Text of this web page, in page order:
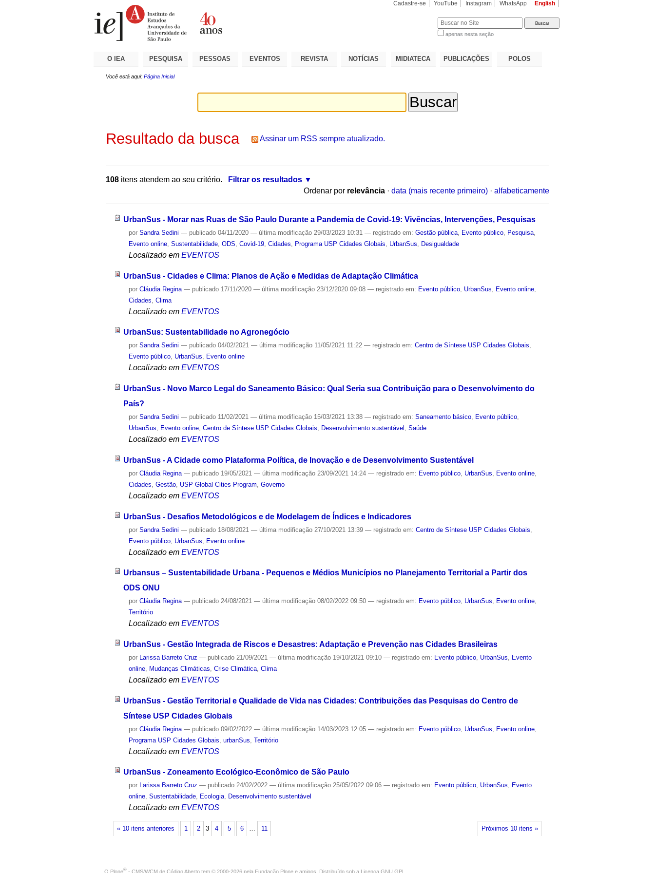
Cadastre-se YouTube Instagram WhatsApp English
apenas nesta seção
O IEA PESQUISA PESSOAS EVENTOS REVISTA NOTÍCIAS MIDIATECA PUBLICAÇÕES POLOS
Você está aqui: Página Inicial
Resultado da busca Assinar um RSS sempre atualizado.
108 itens atendem ao seu critério.
Filtrar os resultados
Ordenar por relevância · data (mais recente primeiro) · alfabeticamente
UrbanSus - Morar nas Ruas de São Paulo Durante a Pandemia de Covid-19: Vivências, Intervenções, Pesquisas
porSandra Sedini — publicado 04/11/2020— última modificação 29/03/2023 10:31— registrado em:Gestão pública Evento público Pesquisa
Evento online ,Sustentabilidade ,ODS ,Covid-19 ,Cidades Programa USP Cidades Globais UrbanSus Desigualdade
Localizado em EVENTOS
UrbanSus - Cidades e Clima: Planos de Ação e Medidas de Adaptação Climática
porCláudia Regina — publicado 17/11/2020— última modificação 23/12/2020 09:08— registrado em: Evento público UrbanSus Evento online
Cidades ,Clima
Localizado em EVENTOS
UrbanSus: Sustentabilidade no Agronegócio
porSandra Sedini — publicado 04/02/2021— última modificação 11/05/2021 11:22— registrado em:Centro de Síntese USP Cidades Globais,
Evento público, UrbanSus, Evento online
Localizado em EVENTOS
UrbanSus - Novo Marco Legal do Saneamento Básico: Qual Seria sua Contribuição para o Desenvolvimento do
País?
porSandra Sedini — publicado 11/02/2021— última modificação 15/03/2021 13:38— registrado em:Saneamento básico, Evento público,
UrbanSus, Evento online,Centro de Síntese USP Cidades Globais, Desenvolvimento sustentável ,Saúde
Localizado em EVENTOS
UrbanSus - A Cidade como Plataforma Política, de Inovação e de Desenvolvimento Sustentável
porCláudia Regina — publicado 19/05/2021— última modificação 23/09/2021 14:24— registrado em: Evento público UrbanSus Evento online
Cidades ,Gestão USP Global Cities Program ,Governo
Localizado em EVENTOS
UrbanSus - Desafios Metodológicos e de Modelagem de Índices e Indicadores
porSandra Sedini — publicado 18/08/2021— última modificação 27/10/2021 13:39— registrado em:Centro de Síntese USP Cidades Globais
Evento público UrbanSus Evento online
Localizado em EVENTOS
Urbansus – Sustentabilidade Urbana - Pequenos e Médios Municípios no Planejamento Territorial a Partir dos
ODS ONU
porCláudia Regina — publicado 24/08/2021— última modificação 08/02/2022 09:50— registrado em: Evento público, UrbanSus, Evento online,
Território
Localizado em EVENTOS
UrbanSus - Gestão Integrada de Riscos e Desastres: Adaptação e Prevenção nas Cidades Brasileiras
por Larissa Barreto Cruz — publicado 21/09/2021— última modificação 19/10/2021 09:10— registrado em: Evento público UrbanSus
Evento
online
Mudanças Climáticas ,Crise Climática ,Clima
Localizado em EVENTOS
UrbanSus - Gestão Territorial e Qualidade de Vida nas Cidades: Contribuições das Pesquisas do Centro de
Síntese USP Cidades Globais
porCláudia Regina — publicado 09/02/2022— última modificação 14/03/2023 12:05— registrado em: Evento público UrbanSus Evento online
Programa USP Cidades Globais ,urbanSus ,Território
Localizado em EVENTOS
UrbanSus - Zoneamento Ecológico-Econômico de São Paulo
por Larissa Barreto Cruz — publicado 24/02/2022— última modificação 25/05/2022 09:06— registrado em: Evento público, UrbanSus, Evento
online,Sustentabilidade, Ecologia, Desenvolvimento sustentável
Localizado em EVENTOS
« 10 itens anteriores Próximos 10 itens »
1 2 3 4 5 6 11
O Plone® - CMS/WCM de Código Aberto tem © 2000-2026 pela Fundação Plone e amigos. Distribuído sob a Licença GNU GPL